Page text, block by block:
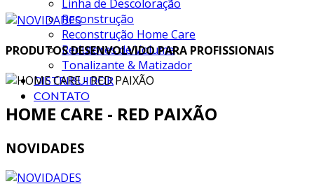
Linha de Descoloração
Reconstrução
Reconstrução Home Care
Redutores de Volume
Tonalizante & Matizador
DISTRIBUIDOR
CONTATO
PRODUTOS DESENVOLVIDO PARA PROFISSIONAIS
HOME CARE - RED PAIXÃO
NOVIDADES